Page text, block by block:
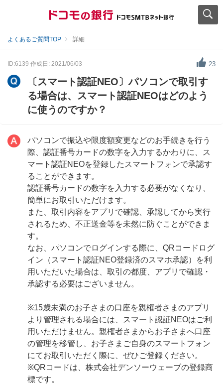
よくあるご質問TOP 詳細
ID:6139 作成日: 2021/06/03 23
〔スマート認証NEO〕パソコンで取引す
る場合は、スマート認証NEOはどのよう
に使うのですか？
パソコンで振込や限度額変更などのお手続きを行う
際、認証番号カードの数字を入力するかわりに、ス
マート認証NEOを登録したスマートフォンで承認す
ることができます。
認証番号カードの数字を入力する必要がなくなり、
簡単にお取引いただけます。
また、取引内容をアプリで確認、承認してから実行
されるため、不正送金等を未然に防ぐことができま
す。
なお、パソコンでログインする際に、QRコードログ
イン（スマート認証NEO登録済のスマホ承認）を利
用いただいた場合は、取引の都度、アプリで確認・
承認する必要はございません。
※15歳未満のお子さまの口座を親権者さまのアプリ
より管理される場合には、スマート認証NEOはご利
用いただけません。親権者さまからお子さまへ口座
の管理を移管し、お子さまご自身のスマートフォン
にてお取引いただく際に、ぜひご登録ください。
※QRコードは、株式会社デンソーウェーブの登録商
標です。